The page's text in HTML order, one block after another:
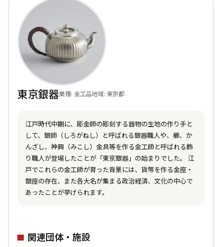
東京銀器業種: 金工品地域: 東京都
江戸時代中期に、彫金師の彫刻する器物の生地の作り手と
して、銀師（しろがねし）と呼ばれる銀器職人や、櫛、か
んざし、神興（みこし）金具等を作る金工師と呼ばれる飾
り職人が登場したことが「東京銀器」の始まりでした。 江
戸でこれらの金工師が育った背景には、貨幣を作る金座・
銀座の存在、また各大名が集まる政治経済、文化の中心で
あったことが挙げられます。
関連団体・施設